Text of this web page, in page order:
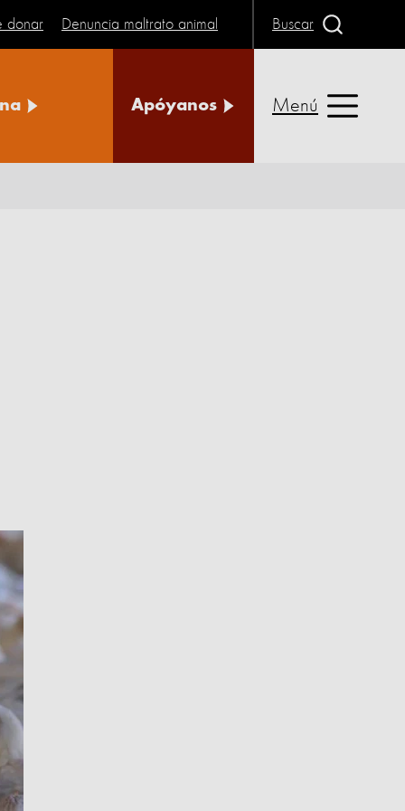
donar Denuncia maltrato animal Buscar
Apóyanos Menú